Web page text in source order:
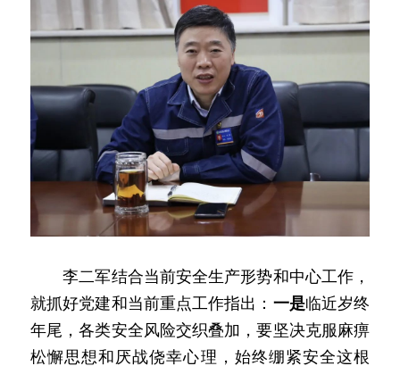
李二军结合当前安全生产形势和中心工作，
就抓好党建和当前重点工作指出： 一是临近岁终
年尾，各类安全风险交织叠加，要坚决克服麻痹
松懈思想和厌战侥幸心理，始终绷紧安全这根